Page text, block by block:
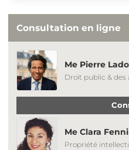
Consultation en ligne
Me Pierre
Droit public & des
Me Clara
Propriété